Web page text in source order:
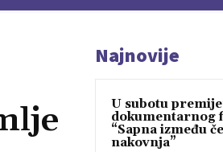
Najnovije
U subotu
dokumentarnog
“Sapna između
nakovnja”